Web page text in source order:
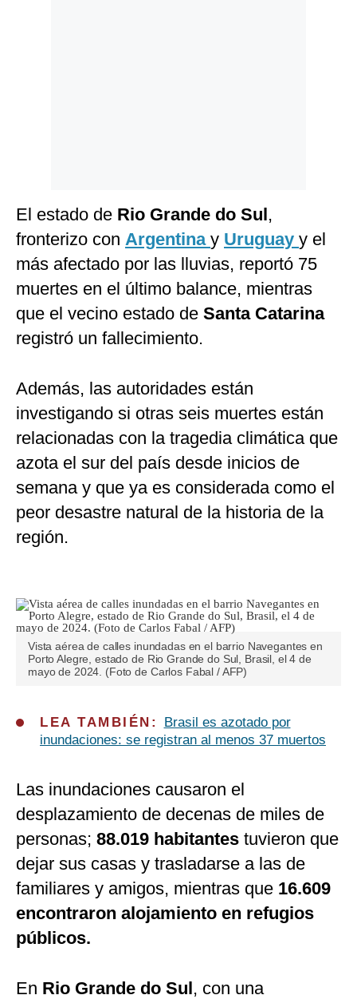
El estado de Rio Grande do Sul,
fronterizo con Argentina y Uruguay y el
más afectado por las lluvias, reportó 75
muertes en el último balance, mientras
que el vecino estado de Santa Catarina
registró un fallecimiento.
Además, las autoridades están
investigando si otras seis muertes están
relacionadas con la tragedia climática que
azota el sur del país desde inicios de
semana y que ya es considerada como el
peor desastre natural de la historia de la
región.
Vista aérea de calles inundadas en el barrio Navegantes en
Porto Alegre, estado de Rio Grande do Sul, Brasil, el 4 de
mayo de 2024. (Foto de Carlos Fabal / AFP)
LEA TAMBIÉN:
Brasil es azotado por
inundaciones: se registran al menos 37 muertos
Las inundaciones causaron el
desplazamiento de decenas de miles de
personas; 88.019 habitantes tuvieron que
dejar sus casas y trasladarse a las de
familiares y amigos, mientras que 16.609
encontraron alojamiento en refugios
públicos.
En Rio Grande do Sul, con una